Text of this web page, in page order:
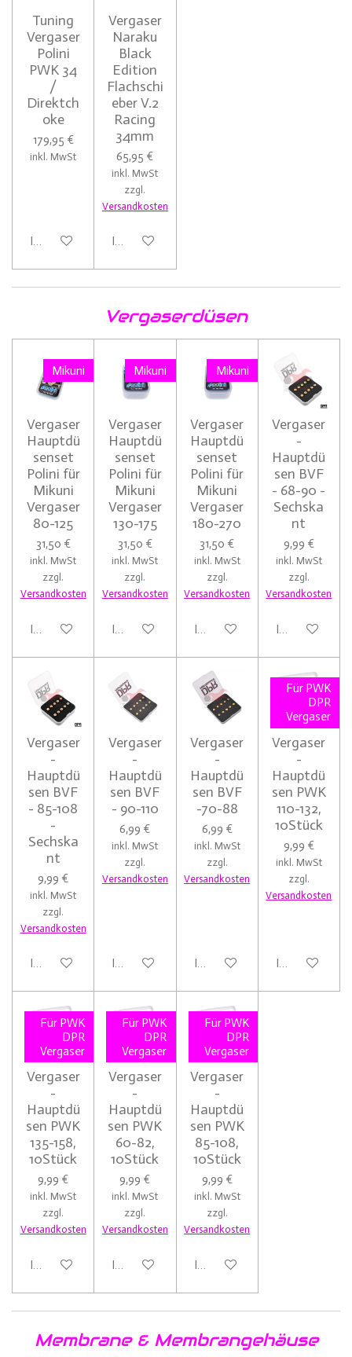
Tuning
Vergaser
Polini
PWK 34
/
Direktch
oke
179,95 €
inkl. MwSt
In den Warenkorb
Vergaser
Naraku
Black
Edition
Flachschi
eber V.2
Racing
34mm
65,95 €
inkl. MwSt
zzgl.
Versandkosten
In den Warenkorb
Vergaserdüsen
Mikuni
Vergaser
Hauptdü
senset
Polini für
Mikuni
Vergaser
80-125
31,50 €
inkl. MwSt
zzgl.
Versandkosten
In den Warenkorb
Mikuni
Vergaser
Hauptdü
senset
Polini für
Mikuni
Vergaser
130-175
31,50 €
inkl. MwSt
zzgl.
Versandkosten
In den Warenkorb
Mikuni
Vergaser
Hauptdü
senset
Polini für
Mikuni
Vergaser
180-270
31,50 €
inkl. MwSt
zzgl.
Versandkosten
In den Warenkorb
Vergaser
-
Hauptdü
sen BVF
- 68-90 -
Sechska
nt
9,99 €
inkl. MwSt
zzgl.
Versandkosten
In den
Vergaser
-
Hauptdü
sen BVF
- 85-108
-
Sechska
nt
9,99 €
inkl. MwSt
zzgl.
Versandkosten
In den Warenkorb
Vergaser
-
Hauptdü
sen BVF
- 90-110
6,99 €
inkl. MwSt
zzgl.
Versandkosten
In den Warenkorb
Vergaser
-
Hauptdü
sen BVF
-70-88
6,99 €
inkl. MwSt
zzgl.
Versandkosten
In den Warenkorb
Für PWK
DPR
Vergaser
Vergaser
-
Hauptdü
sen PWK
110-132,
10Stück
9,99 €
inkl. MwSt
zzgl.
Versandkosten
In den
Für PWK
DPR
Vergaser
Vergaser
-
Hauptdü
sen PWK
135-158,
10Stück
9,99 €
inkl. MwSt
zzgl.
Versandkosten
In den Warenkorb
Für PWK
DPR
Vergaser
Vergaser
-
Hauptdü
sen PWK
60-82,
10Stück
9,99 €
inkl. MwSt
zzgl.
Versandkosten
In den Warenkorb
Für PWK
DPR
Vergaser
Vergaser
-
Hauptdü
sen PWK
85-108,
10Stück
9,99 €
inkl. MwSt
zzgl.
Versandkosten
In den Warenkorb
Membrane & Membrangehäuse